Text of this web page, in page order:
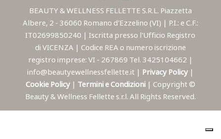
BEAUTY & WELLNESS FELLETTE S.R.L. Piazzetta
Albere, 2 - 36060 Romano d'Ezzelino (VI) | P.I.: e C.F.:
IT02699850240 | Iscritta presso l'Ufficio Registro
di VICENZA | Codice REA o numero iscrizione
registro imprese: VI - 267869 Tel. 3425104662 |
info@beautyewellnessfellette.it | Privacy Policy |
Cookie Policy | Termini e Condizioni | Copyright ©
Beauty & Wellness Fellette s.r.l. All Rights Reserved.